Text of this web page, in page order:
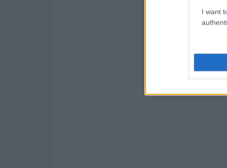
I want